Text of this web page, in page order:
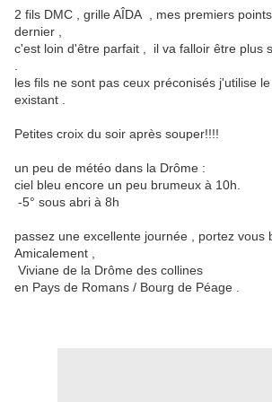
2 fils DMC , grille AÎDA , mes premiers
dernier ,
c'est loin d'être parfait , il va falloir être plus
les fils ne sont pas ceux préconisés j'utilise
existant .
Petites croix du soir après souper!!!!
un peu de météo dans la Drôme :
ciel bleu encore un peu brumeux à 10h.
-5° sous abri à 8h
passez une excellente journée , portez vous
Amicalement ,
Viviane de la Drôme des collines
en Pays de Romans / Bourg de Péage .